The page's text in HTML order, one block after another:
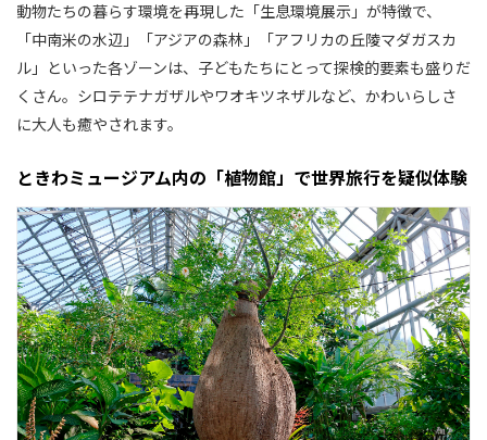
動物たちの暮らす環境を再現した「生息環境展示」が特徴で、
「中南米の水辺」「アジアの森林」「アフリカの丘陵マダガスカ
ル」といった各ゾーンは、子どもたちにとって探検的要素も盛りだ
くさん。シロテテナガザルやワオキツネザルなど、かわいらしさ
に大人も癒やされます。
ときわミュージアム内の「植物館」で世界旅行を疑似体験